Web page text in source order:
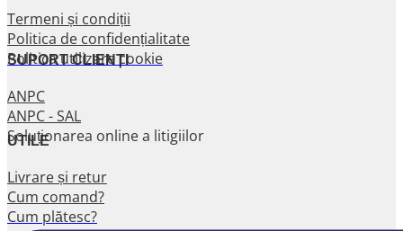
Termeni și condiții
Politica de confidențialitate
Politica utilizare cookie
SUPORT CLIENȚI
ANPC
ANPC - SAL
Soluționarea online a litigiilor
UTILE
Livrare și retur
Cum comand?
Cum plătesc?